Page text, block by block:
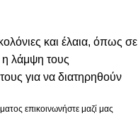
και έλαια, όπως σε
η λάμψη τους
για να διατηρηθούν
επικοινωνήστε μαζί μας